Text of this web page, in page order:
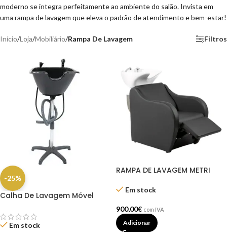
moderno se integra perfeitamente ao ambiente do salão. Invista em
uma rampa de lavagem que eleva o padrão de atendimento e bem-estar!
Início/Loja/Mobiliário/Rampa De Lavagem Filtros
-25%
Calha De Lavagem Móvel
Em stock
RAMPA DE LAVAGEM METRI
Em stock
900,00€ com IVA
Adicionar